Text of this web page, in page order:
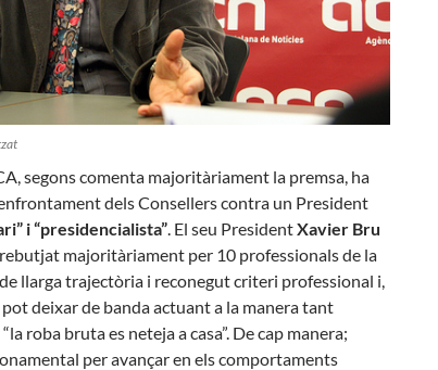
segons comenta majoritàriament la premsa, ha
dels Consellers contra un President
i “presidencialista” . El seu PresidentXavier Bru
majoritàriament per 10 professionals de la
llarga trajectòria i reconegut criteri professional i,
deixar de banda actuant a la manera tant
roba bruta es neteja a casa”. De cap manera;
per avançar en els comportaments